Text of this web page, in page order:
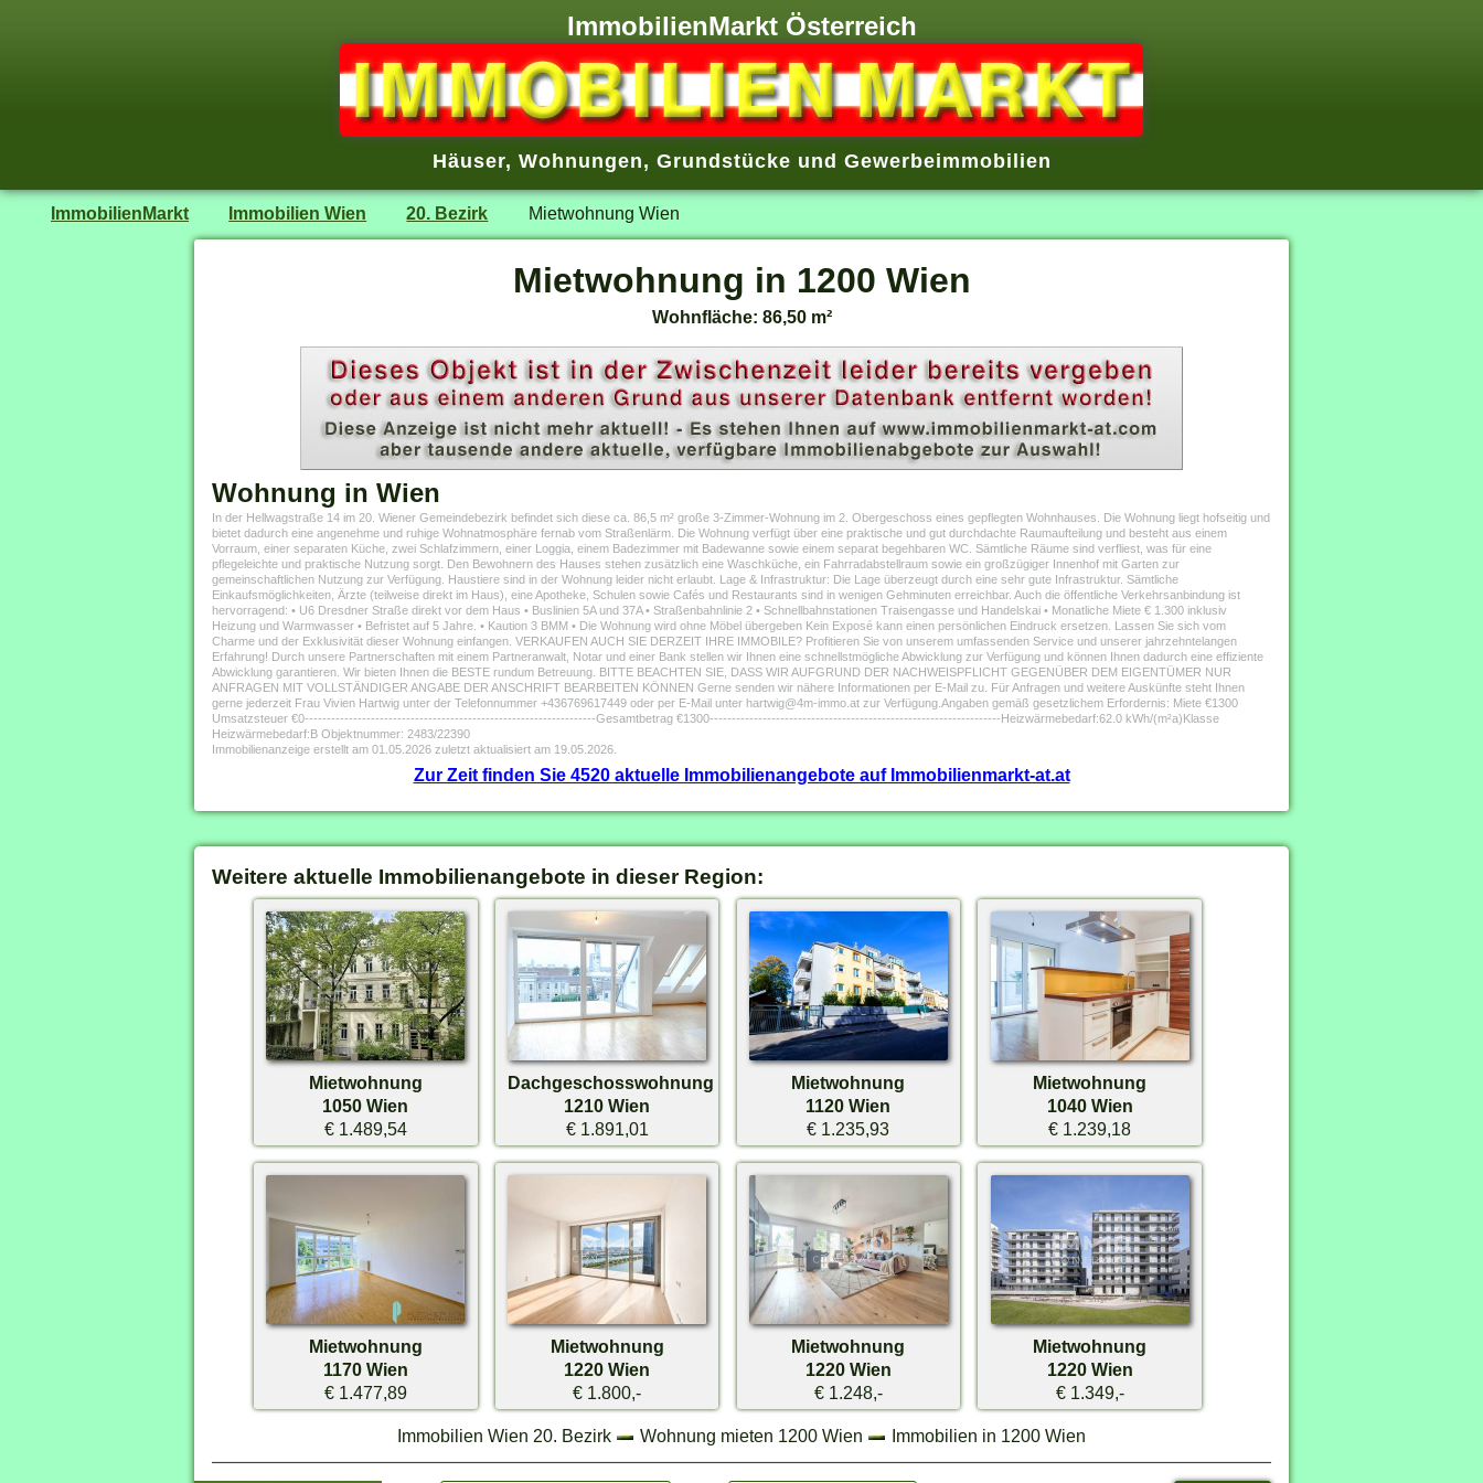
ImmobilienMarkt Österreich
Häuser, Wohnungen, Grundstücke und Gewerbeimmobilien
ImmobilienMarkt Immobilien Wien 20. Bezirk Mietwohnung Wien
Mietwohnung in 1200 Wien
Wohnfläche: 86,50 m²
Wohnung in Wien
In der Hellwagstraße 14 im 20. Wiener Gemeindebezirk befindet sich diese ca. 86,5 m² große 3-Zimmer-Wohnung im 2. Obergeschoss eines gepflegten Wohnhauses. Die Wohnung liegt hofseitig und
bietet dadurch eine angenehme und ruhige Wohnatmosphäre fernab vom Straßenlärm. Die Wohnung verfügt über eine praktische und gut durchdachte Raumaufteilung und besteht aus einem
Vorraum, einer separaten Küche, zwei Schlafzimmern, einer Loggia, einem Badezimmer mit Badewanne sowie einem separat begehbaren WC. Sämtliche Räume sind verfliest, was für eine
pflegeleichte und praktische Nutzung sorgt. Den Bewohnern des Hauses stehen zusätzlich eine Waschküche, ein Fahrradabstellraum sowie ein großzügiger Innenhof mit Garten zur
gemeinschaftlichen Nutzung zur Verfügung. Haustiere sind in der Wohnung leider nicht erlaubt. Lage & Infrastruktur: Die Lage überzeugt durch eine sehr gute Infrastruktur. Sämtliche
Einkaufsmöglichkeiten, Ärzte (teilweise direkt im Haus), eine Apotheke, Schulen sowie Cafés und Restaurants sind in wenigen Gehminuten erreichbar. Auch die öffentliche Verkehrsanbindung ist
hervorragend: • U6 Dresdner Straße direkt vor dem Haus • Buslinien 5A und 37A • Straßenbahnlinie 2 • Schnellbahnstationen Traisengasse und Handelskai • Monatliche Miete € 1.300 inklusiv
Heizung und Warmwasser • Befristet auf 5 Jahre. • Kaution 3 BMM • Die Wohnung wird ohne Möbel übergeben Kein Exposé kann einen persönlichen Eindruck ersetzen. Lassen Sie sich vom
Charme und der Exklusivität dieser Wohnung einfangen. VERKAUFEN AUCH SIE DERZEIT IHRE IMMOBILE? Profitieren Sie von unserem umfassenden Service und unserer jahrzehntelangen
Erfahrung! Durch unsere Partnerschaften mit einem Partneranwalt, Notar und einer Bank stellen wir Ihnen eine schnellstmögliche Abwicklung zur Verfügung und können Ihnen dadurch eine effiziente
Abwicklung garantieren. Wir bieten Ihnen die BESTE rundum Betreuung. BITTE BEACHTEN SIE, DASS WIR AUFGRUND DER NACHWEISPFLICHT GEGENÜBER DEM EIGENTÜMER NUR
ANFRAGEN MIT VOLLSTÄNDIGER ANGABE DER ANSCHRIFT BEARBEITEN KÖNNEN Gerne senden wir nähere Informationen per E-Mail zu. Für Anfragen und weitere Auskünfte steht Ihnen
gerne jederzeit Frau Vivien Hartwig unter der Telefonnummer +436769617449 oder per E-Mail unter hartwig@4m-immo.at zur Verfügung.Angaben gemäß gesetzlichem Erfordernis: Miete €1300
Umsatzsteuer €0------------------------------------------------------------------Gesamtbetrag €1300------------------------------------------------------------------Heizwärmebedarf:62.0 kWh/(m²a)Klasse
Heizwärmebedarf:B Objektnummer: 2483/22390
Immobilienanzeige erstellt am 01.05.2026 zuletzt aktualisiert am 19.05.2026.
Zur Zeit finden Sie 4520 aktuelle Immobilienangebote auf Immobilienmarkt-at.at
Weitere aktuelle Immobilienangebote in dieser Region:
Mietwohnung
1050 Wien
€ 1.489,54
Dachgeschosswohnung
1210 Wien
€ 1.891,01
Mietwohnung
1120 Wien
€ 1.235,93
Mietwohnung
1040 Wien
€ 1.239,18
Mietwohnung
1170 Wien
€ 1.477,89
Mietwohnung
1220 Wien
€ 1.800,-
Mietwohnung
1220 Wien
€ 1.248,-
Mietwohnung
1220 Wien
€ 1.349,-
Immobilien Wien 20. Bezirk Wohnung mieten 1200 Wien Immobilien in 1200 Wien